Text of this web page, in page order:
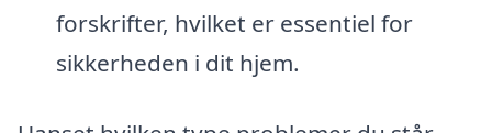
forskrifter, hvilket er essentiel for
sikkerheden i dit hjem.